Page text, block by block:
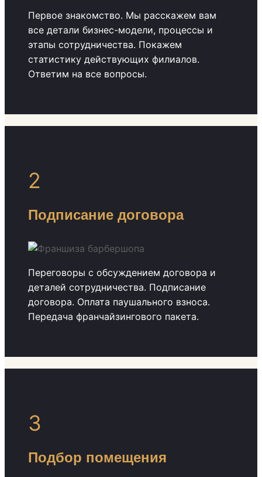
Первое знакомство. Мы расскажем вам
все детали бизнес-модели, процессы и
этапы сотрудничества. Покажем
статистику действующих филиалов.
Ответим на все вопросы.
2
Подписание договора
Переговоры с обсуждением договора и
деталей сотрудничества. Подписание
договора. Оплата паушального взноса.
Передача франчайзингового пакета.
3
Подбор помещения